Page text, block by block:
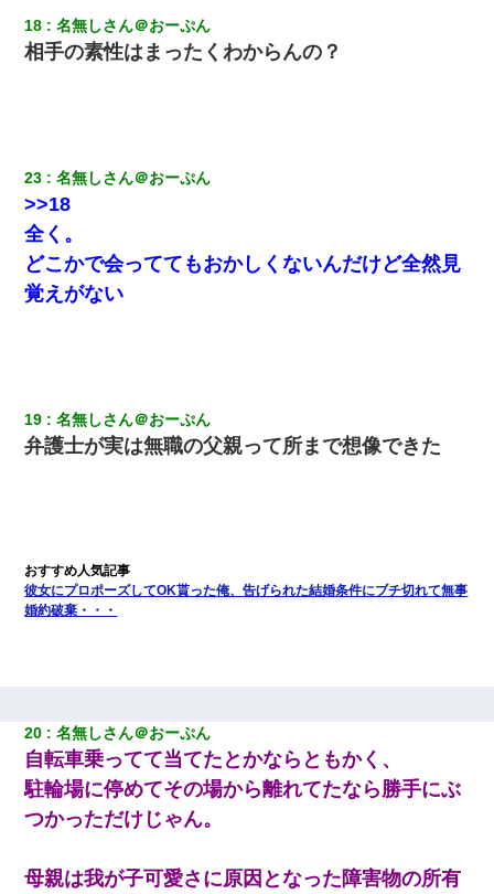
18 名無しさん＠おーぷん
相手の素性はまったくわからんの？
23 名無しさん＠おーぷん
>>18
全く。
どこかで会っててもおかしくないんだけど全然見
覚えがない
19 名無しさん＠おーぷん
弁護士が実は無職の父親って所まで想像できた
彼女にプロポーズしてOK貰った俺、告げられた結婚条件にブチ切れて無事
婚約破棄・・・
20 名無しさん＠おーぷん
自転車乗ってて当てたとかならともかく、
駐輪場に停めてその場から離れてたなら勝手にぶ
つかっただけじゃん。
母親は我が子可愛さに原因となった障害物の所有